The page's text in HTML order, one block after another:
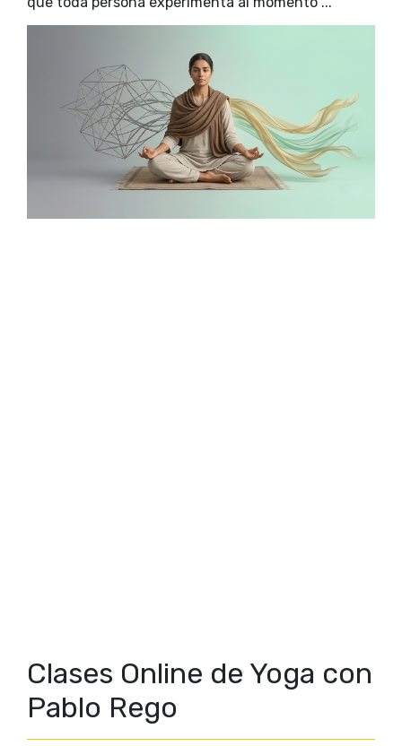
Clases Online de Yoga con
Pablo Rego